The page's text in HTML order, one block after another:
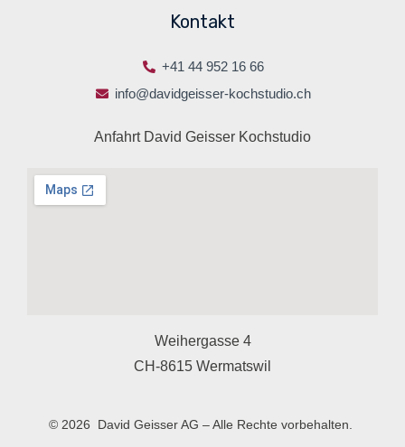
Kontakt
+41 44 952 16 66
info@davidgeisser-kochstudio.ch
Anfahrt David Geisser Kochstudio
Weihergasse 4
CH-8615 Wermatswil
© 2026 David Geisser AG – Alle Rechte vorbehalten.